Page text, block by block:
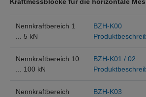
Nennkraftbereich 1
... 5 kN
BZH-K00
Nennkraftbereich 10
... 100 kN
BZH-K01 / 02
Nennkraftbereich
BZH-K03